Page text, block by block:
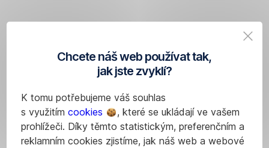
Chcete náš web používat tak,
jak jste zvyklí?
K tomu potřebujeme váš souhlas
s využitím cookies
, které se ukládají ve vašem
prohlížeči. Díky těmto statistickým, preferenčním a
reklamním cookies zjistíme, jak náš web a webové